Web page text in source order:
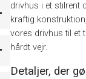
drivhus i et stilrent
kraftig
vores drivhus til et
hårdt vejr.
Detaljer, der